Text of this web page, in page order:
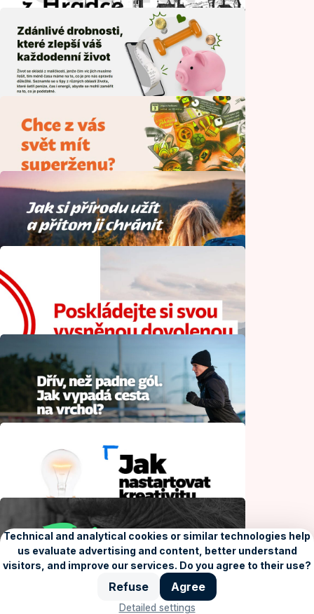
Co předáváme dál
Zdraví
Královny a králové z Hradce
Historie
Zdánlivé drobnosti, které zlepší váš
každodenní život
Finance
Chce z vás svět mít superženu?
Zdraví
Jak si přírodu užít a přitom ji chránit
Příroda a ekologie
v Rakousku
Dřív, než padne gól. Jak vypadá cesta na
vrchol?
Sport